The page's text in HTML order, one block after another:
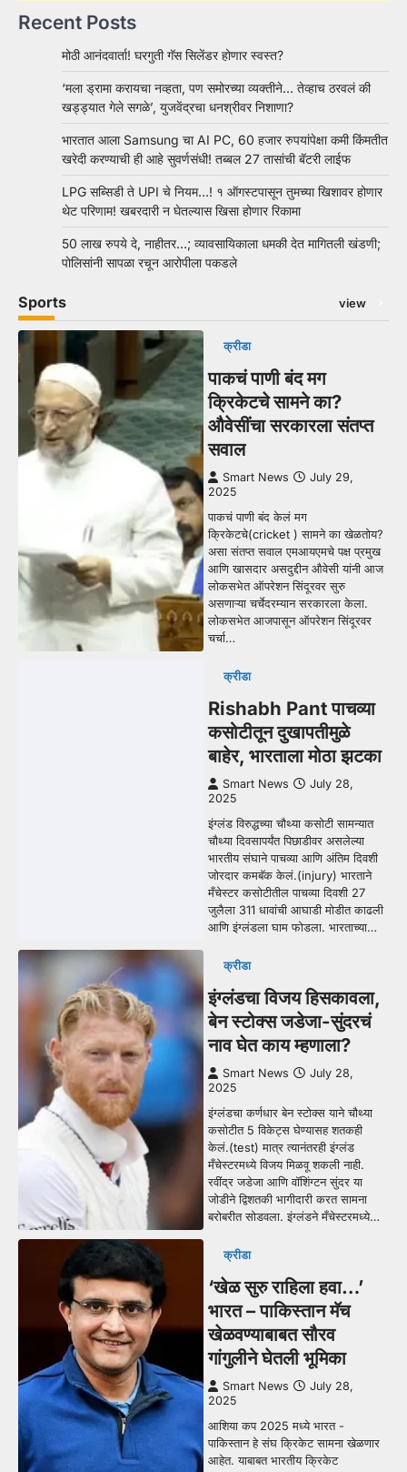
Recent Posts
मोठी आनंदवार्ता! घरगुती गॅस सिलेंडर होणार स्वस्त?
‘मला ड्रामा करायचा नव्हता, पण समोरच्या व्यक्तीने… तेव्हाच ठरवलं की
खड्ड्यात गेले सगळे’, युजवेंद्रचा धनश्रीवर निशाणा?
भारतात आला Samsung चा AI PC, 60 हजार रुपयांपेक्षा कमी किंमतीत
खरेदी करण्याची ही आहे सुवर्णसंधी! तब्बल 27 तासांची बॅटरी लाईफ
LPG सब्सिडी ते UPI चे नियम…! १ ऑगस्टपासून तुमच्या खिशावर होणार
थेट परिणाम! खबरदारी न घेतल्यास खिसा होणार रिकामा
50 लाख रुपये दे, नाहीतर…; व्यावसायिकाला धमकी देत मागितली खंडणी;
पोलिसांनी सापळा रचून आरोपीला पकडले
Sports view
क्रीडा
पाकचं पाणी बंद मग
क्रिकेटचे सामने का?
औवेसींचा सरकारला संतप्त
सवाल
Smart News
July 29,
2025
पाकचं पाणी बंद केलं मग
क्रिकेटचे(cricket ) सामने का खेळतोय?
असा संतप्त सवाल एमआयएमचे पक्ष प्रमुख
आणि खासदार असदुद्दीन औवेसी यांनी आज
लोकसभेत ऑपरेशन सिंदूरवर सुरु
असणाऱ्या चर्चेदरम्यान सरकारला केला.
लोकसभेत आजपासून ऑपरेशन सिंदूरवर
चर्चा…
क्रीडा
Rishabh Pant पाचव्या
कसोटीतून दुखापतीमुळे
बाहेर, भारताला मोठा झटका
Smart News
July 28,
2025
इंग्लंड विरुद्धच्या चौथ्या कसोटी सामन्यात
चौथ्या दिवसापर्यंत पिछाडीवर असलेल्या
भारतीय संघाने पाचव्या आणि अंतिम दिवशी
जोरदार कमबॅक केलं.(injury) भारताने
मँचेस्टर कसोटीतील पाचव्या दिवशी 27
जुलैला 311 धावांची आघाडी मोडीत काढली
आणि इंग्लंडला घाम फोडला. भारताच्या…
क्रीडा
इंग्लंडचा विजय हिसकावला,
बेन स्टोक्स जडेजा-सुंदरचं
नाव घेत काय म्हणाला?
Smart News
July 28,
2025
इंग्लंडचा कर्णधार बेन स्टोक्स याने चौथ्या
कसोटीत 5 विकेट्स घेण्यासह शतकही
केलं.(test) मात्र त्यानंतरही इंग्लंड
मँचेस्टरमध्ये विजय मिळवू शकली नाही.
रवींद्र जडेजा आणि वॉशिंग्टन सुंदर या
जोडीने द्विशतकी भागीदारी करत सामना
बरोबरीत सोडवला. इंग्लंडने मँचेस्टरमध्ये…
क्रीडा
‘खेळ सुरु राहिला हवा…’
भारत – पाकिस्तान मॅच
खेळवण्याबाबत सौरव
गांगुलीने घेतली भूमिका
Smart News
July 28,
2025
आशिया कप 2025 मध्ये भारत -
पाकिस्तान हे संघ क्रिकेट सामना खेळणार
आहेत. याबाबत भारतीय क्रिकेट